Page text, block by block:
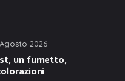
2026
un fumetto,